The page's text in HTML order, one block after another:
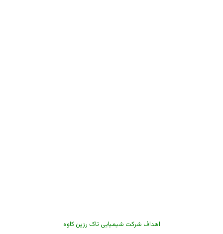
اهداف شرکت شیمیایی تاک رزین کاوه